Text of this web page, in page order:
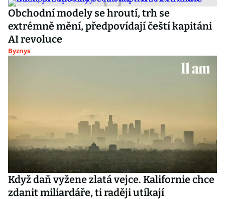
Obchodní modely se hroutí, trh se
extrémně mění, předpovídají čeští kapitáni
AI revoluce
Byznys
Když daň vyžene zlatá vejce. Kalifornie chce
zdanit miliardáře, ti raději utíkají